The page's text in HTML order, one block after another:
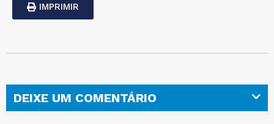
IMPRIMIR
DEIXE UM COMENTÁRIO